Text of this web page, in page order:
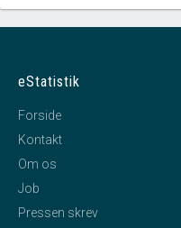
eStatistik
Forside
Kontakt
Om os
Job
Pressen skrev